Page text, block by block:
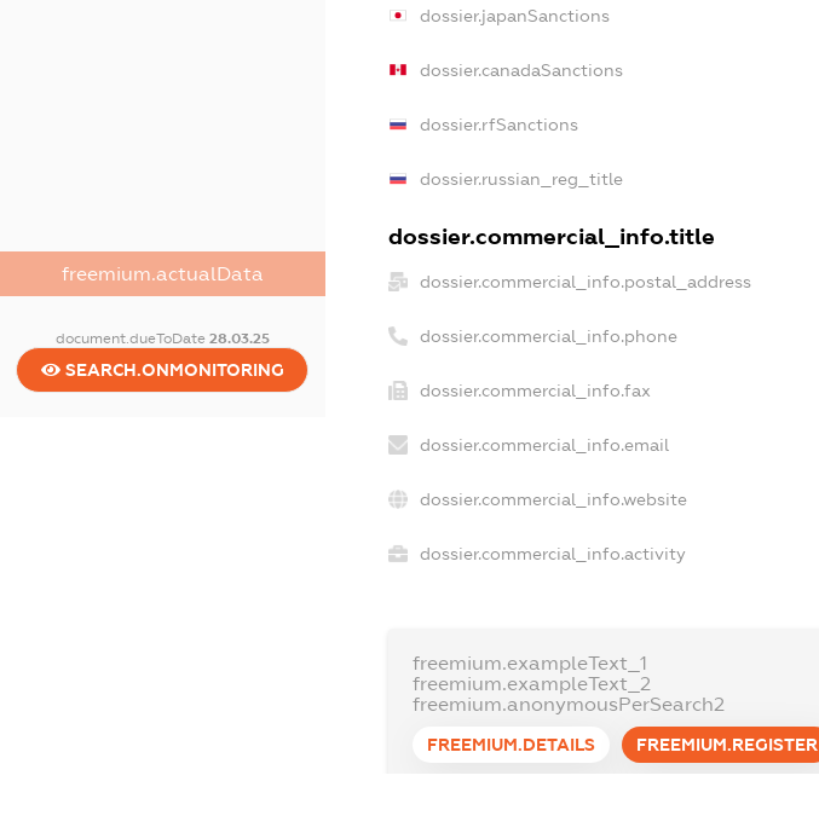
freemium.actualData
document.dueToDate 28.03.25
SEARCH.ONMONITORING
dossier.japanSanctions
dossier.canadaSanctions
dossier.rfSanctions
dossier.russian_reg_title
dossier.commercial_info.title
dossier.commercial_info.postal_address
dossier.commercial_info.phone
dossier.commercial_info.fax
dossier.commercial_info.email
dossier.commercial_info.website
dossier.commercial_info.activity
freemium.exampleText_1
freemium.exampleText_2
freemium.anonymousPerSearch2
FREEMIUM.DETAILS FREEMIUM.REGISTER